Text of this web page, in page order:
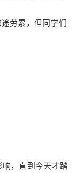
劳累，但同学们
，直到今天才踏